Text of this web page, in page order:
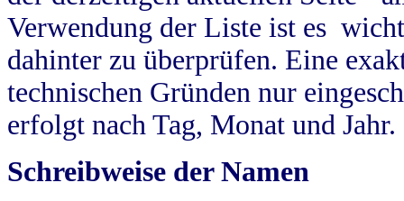
Verwendung der Liste ist es
dahinter zu überprüfen. Eine
technischen Gründen nur
erfolgt nach Tag, Monat und Jahr.
Schreibweise der Namen